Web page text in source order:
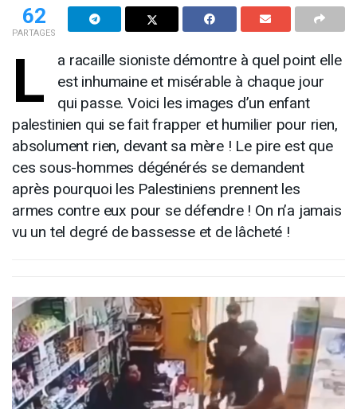
62
PARTAGES
L
a racaille sioniste démontre à quel point elle
est inhumaine et misérable à chaque jour
qui passe. Voici les images d’un enfant
palestinien qui se fait frapper et humilier pour rien,
absolument rien, devant sa mère ! Le pire est que
ces sous-hommes dégénérés se demandent
après pourquoi les Palestiniens prennent les
armes contre eux pour se défendre ! On n’a jamais
vu un tel degré de bassesse et de lâcheté !